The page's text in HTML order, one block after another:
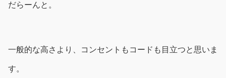
だらーんと。
一般的な高さより、コンセントもコードも目立つと思いま
す。